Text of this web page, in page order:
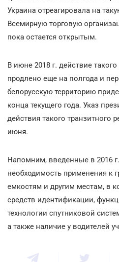
Украина отреагировала на
Всемирную торговую
пока остается открытым.
В июне 2018 г. действие
продлено еще на полгода и
белорусскую территорию
конца текущего года. Указ
действия такого транзитного
июня.
Напомним, введенные в 2016
необходимость применения к
емкостям и другим местам, в
средств идентификации,
технологии спутниковой
а также наличие у водителей